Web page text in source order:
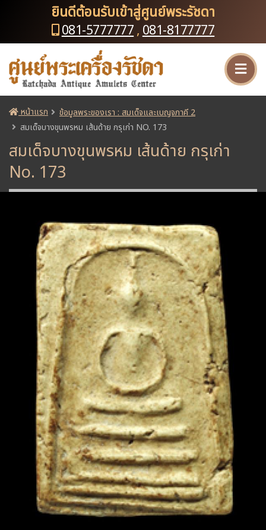
ยินดีต้อนรับเข้าสู่ศูนย์พระรัชดา
081-5777777, 081-8177777
หน้าแรก
ข้อมูลพระของเรา : สมเด็จและเบญจภาคี 2
สมเด็จบางขุนพรหม เส้นด้าย กรุเก่า NO. 173
สมเด็จบางขุนพรหม เส้นด้าย กรุเก่า
No. 173